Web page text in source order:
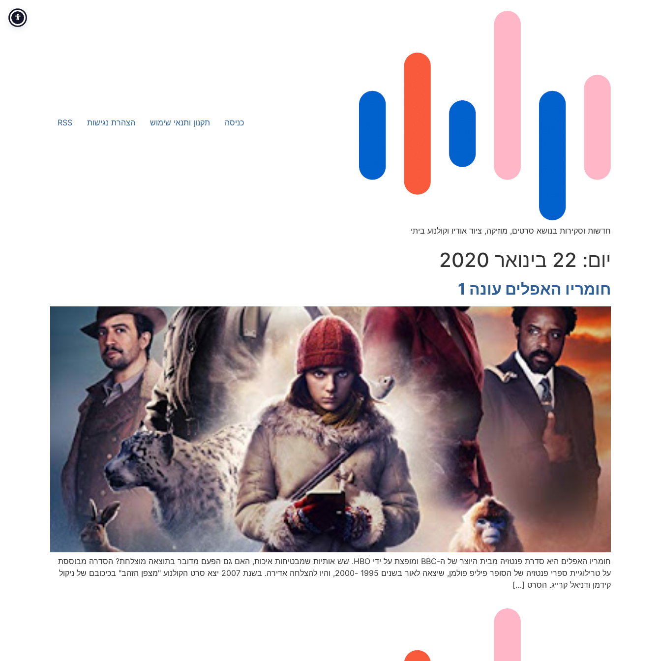
חדשות וסקירות בנושא סרטים, מוזיקה, ציוד אודיו וקולנוע ביתי
כניסה תקנון ותנאי שימוש הצהרת נגישות RSS
יום: 22 בינואר 2020
חומריו האפלים עונה 1
חומריו האפלים היא סדרת פנטזיה מבית היוצר של ה-BBC ומופצת על ידי HBO. שש אותיות שמבטיחות איכות, האם גם הפעם מדובר בתוצאה מוצלחת? הסדרה מבוססת
על טרילוגיית ספרי פנטזיה של הסופר פיליפ פולמן, שיצאה לאור בשנים 1995 -2000, והיו להצלחה אדירה. בשנת 2007 יצא סרט הקולנוע "מצפן הזהב" בכיכובם של ניקול
קידמן ודניאל קרייג. הסרט […]